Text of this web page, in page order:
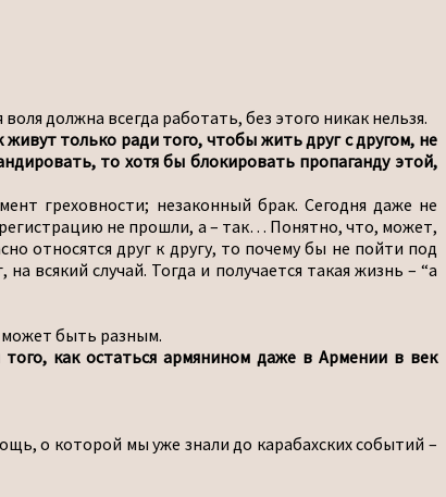
должна всегда работать, без этого никак нельзя.
только ради того, чтобы жить друг с другом, не
то хотя бы блокировать пропаганду этой,
греховности; незаконный брак. Сегодня даже не
не прошли, а – так… Понятно, что, может,
относятся друг к другу, то почему бы не пойти под
всякий случай. Тогда и получается такая жизнь – “а
может быть разным.
как остаться армянином даже в Армении в век
о которой мы уже знали до карабахских событий –